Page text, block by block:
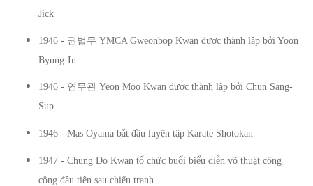
Jick
1946 - 권법무 YMCA Gweonbop Kwan được thành lập bởi Yoon
Byung-In
1946 - 연무관 Yeon Moo Kwan được thành lập bởi Chun Sang-
Sup
1946 - Mas Oyama bắt đầu luyện tập Karate Shotokan
1947 - Chung Do Kwan tổ chức buổi biểu diễn võ thuật công
cộng đầu tiên sau chiến tranh